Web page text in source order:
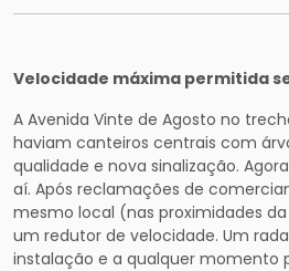
Velocidade máxima permitida
A Avenida Vinte de Agosto no
haviam canteiros centrais com
qualidade e nova sinalização.
aí. Após reclamações de
mesmo local (nas proximidades
um redutor de velocidade. Um
instalação e a qualquer momento